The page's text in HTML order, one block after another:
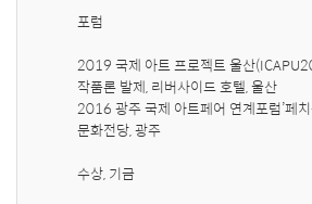
포럼
2019 국제 아트 프로젝트 울산
작품론 발제, 리버사이드 호텔, 울산
2016 광주 국제 아트페어 연계포럼’페치
문화전당, 광주
수상, 기금